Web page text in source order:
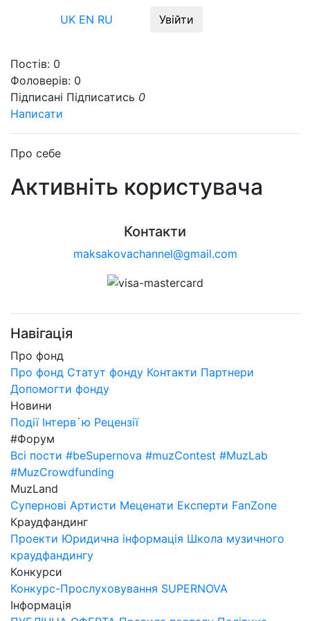
UK EN RU Увійти
Постів: 0
Фоловерів: 0
Підписані Підписатись 0
Написати
Про себе
Активніть користувача
Контакти
maksakovachannel@gmail.com
Навігація
Про фонд
Про фонд Статут фонду Контакти Партнери
Допомогти фонду
Новини
Події Інтерв`ю Рецензії
#Форум
Всі пости #beSupernova #muzContest #MuzLab
#MuzCrowdfunding
MuzLand
Супернові Артисти Меценати Експерти FanZone
Краудфандинг
Проекти Юридична інформація Школа музичного
краудфандингу
Конкурси
Конкурс-Прослуховування SUPERNOVA
Інформація